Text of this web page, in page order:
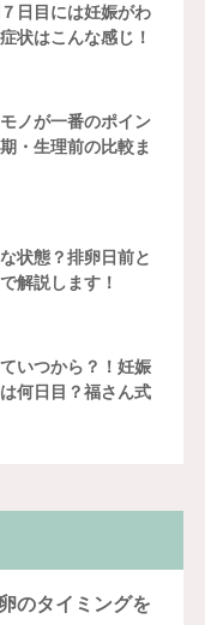
日目には妊娠がわ
状はこんな感じ！
ノが一番のポイン
・生理前の比較ま
状態？排卵日前と
解説します！
いつから？！妊娠
何日目？福さん式
のタイミングを